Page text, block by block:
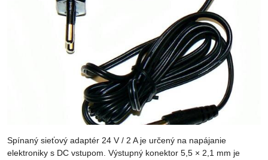
Spínaný sieťový adaptér 24 V / 2 A je určený na napájanie
elektroniky s DC vstupom. Výstupný konektor 5,5 × 2,1 mm je